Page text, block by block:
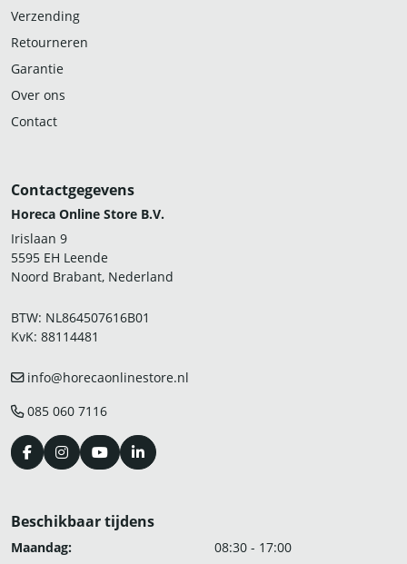
Verzending
Retourneren
Garantie
Over ons
Contact
Contactgegevens
Horeca Online Store B.V.
Irislaan 9
5595 EH Leende
Noord Brabant, Nederland
BTW: NL864507616B01
KvK: 88114481
info@horecaonlinestore.nl
085 060 7116
Beschikbaar tijdens
Maandag:
08:30 - 17:00